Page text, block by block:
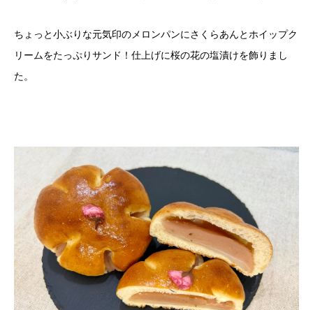
ちょっと小ぶりな元気印のメロンパンにさくらあんとホイップク
リームをたっぷりサンド！仕上げに桜の花の塩漬けを飾りまし
た。